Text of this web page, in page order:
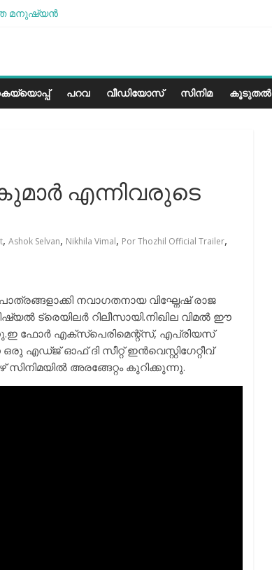
മനുഷ്യന്‍
പറവ വീഡിയോസ് സിനിമ കൂടുതൽ
എന്നിവരുടെ
, Ashok Selvan, Nikhila Vimal, Por Thozhil Official Trailer,
നവാഗതനായ വിഘ്നേഷ് രാജ
ട്രെയിലർ റിലീസായി.നിഖില വിമൽ ഈ
ഫോർ എക്‌സ്‌പെരിമെന്റ്‌സ്, എപ്രിയസ്
എഡ്ജ് ഓഫ് ദി സീറ്റ് ഇൻവെസ്റ്റിഗേറ്റീവ്
അരങ്ങേറ്റം കുറിക്കുന്നു.